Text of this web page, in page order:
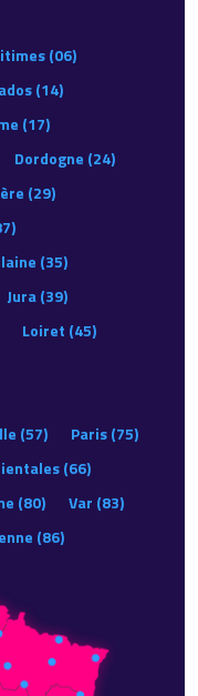
(06)
(14)
(17)
Dordogne (24)
(29)
(35)
Jura (39)
Loiret (45)
(57)
Paris (75)
(66)
(80)
Var (83)
(86)